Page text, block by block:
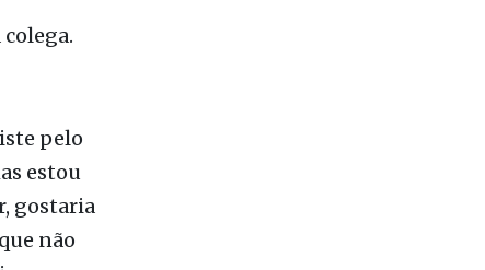
pelo
estou